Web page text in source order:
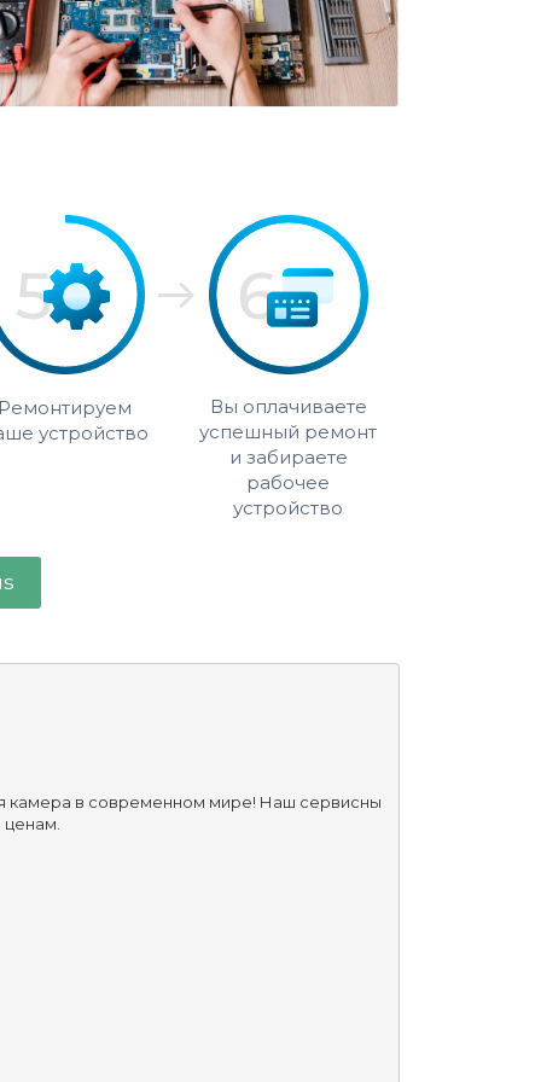
устройство
Вы оплачиваете
успешный ремонт
и забираете
рабочее
устройство
камера в современном мире! Наш сервисны